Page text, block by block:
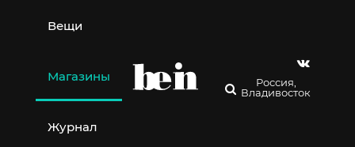
содержимому
Вещи
Магазины
Журнал
Россия,
Владивосток